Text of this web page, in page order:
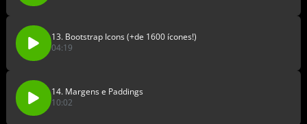
13. Bootstrap Icons (+de 1600 ícones!)
04:19
14. Margens e Paddings
10:02